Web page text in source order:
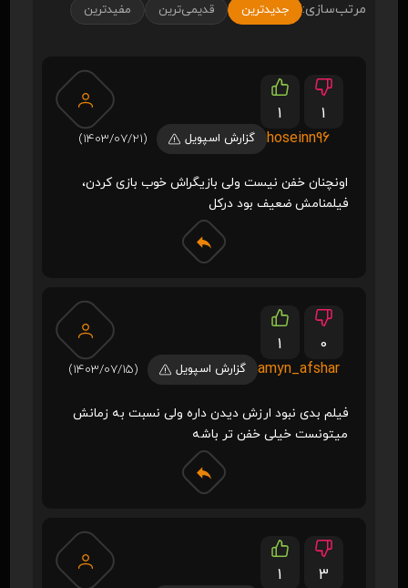
مرتب‌سازی: جدیدترین قدیمی‌ترین مفیدترین
1
1
hoseinn96
گزارش اسپویل (1403/07/21)
اونچنان خفن نیست ولی بازیگراش خوب بازی کردن،
فیلمنامش ضعیف بود درکل
1
0
amyn_afshar
گزارش اسپویل (1403/07/15)
فیلم بدی نبود ارزش دیدن داره ولی نسبت به زمانش
میتونست خیلی خفن تر باشه
1
3